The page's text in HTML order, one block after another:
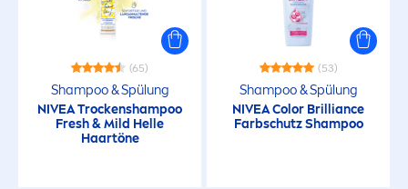
(65)
Shampoo & Spülung
NIVEATrockenshampoo
Fresh& Mild Helle
Haartöne
(53)
Shampoo & Spülung
NIVEAColor Brilliance
Farbschutz Shampoo